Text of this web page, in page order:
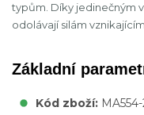
typům. Díky jedinečným
odolávají silám
Základní
Kód zboží: